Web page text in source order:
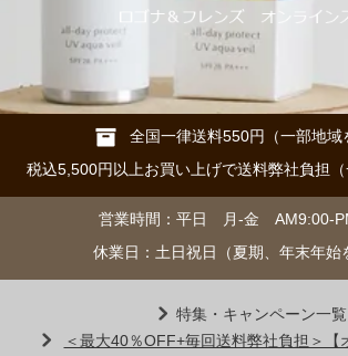
全国一律送料550円（一部地域
税込5,500円以上お買い上げで送料弊社負担（
営業時間：平日 月-金 AM9:00-
休業日：土日祝日（夏期、年末年始
特集・キャンペーン一覧
＜最大40％OFF+毎回送料弊社負担＞【